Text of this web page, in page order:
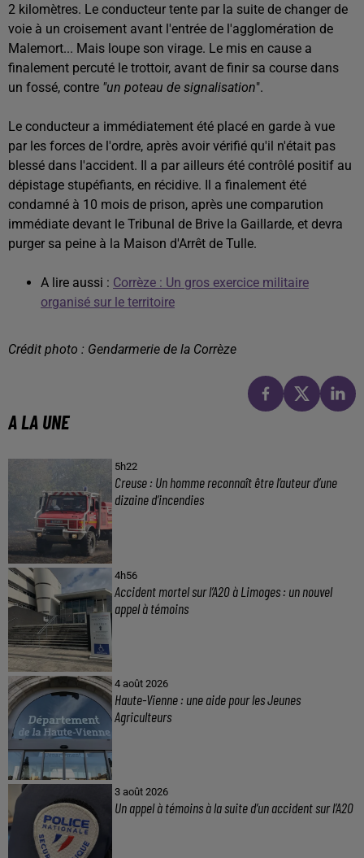
2 kilomètres. Le conducteur tente par la suite de changer de
voie à un croisement avant l'entrée de l'agglomération de
Malemort... Mais loupe son virage. Le mis en cause a
finalement percuté le trottoir, avant de finir sa course dans
un fossé, contre "un poteau de signalisation".
Le conducteur a immédiatement été placé en garde à vue
par les forces de l'ordre, après avoir vérifié qu'il n'était pas
blessé dans l'accident. Il a par ailleurs été contrôlé positif au
dépistage stupéfiants, en récidive. Il a finalement été
condamné à 10 mois de prison, après une comparution
immédiate devant le Tribunal de Brive la Gaillarde, et devra
purger sa peine à la Maison d'Arrêt de Tulle.
A lire aussi : Corrèze : Un gros exercice militaire
organisé sur le territoire
Crédit photo : Gendarmerie de la Corrèze
A LA UNE
5h22
Creuse : Un homme reconnaît être l’auteur d’une
dizaine d’incendies
4h56
Accident mortel sur l’A20 à Limoges : un nouvel
appel à témoins
4 août 2026
Haute-Vienne : une aide pour les Jeunes
Agriculteurs
3 août 2026
Un appel à témoins à la suite d’un accident sur l’A20